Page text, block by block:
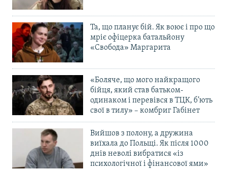
Та, що планує бій. Як воює і про що
мріє офіцерка батальйону
«Свобода» Маргарита
«Боляче, що мого найкращого
бійця, який став батьком-
одинаком і перевівся в ТЦК, б’ють
свої в тилу» – комбриг Габінет
Вийшов з полону, а дружина
виїхала до Польщі. Як після 1000
днів неволі вибратися «із
психологічної і фінансової ями»